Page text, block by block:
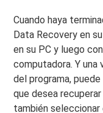
Cuando haya
Data Recovery en
en su PC y luego
computadora. Y una
del programa,
que desea
también